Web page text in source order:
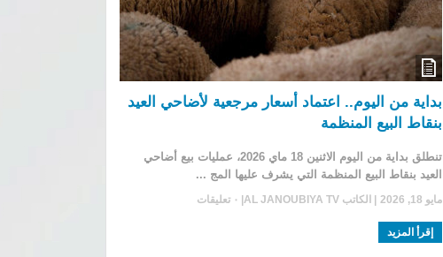
بداية من اليوم.. اعتماد أسعار مرجعية لأضاحي العيد
بنقاط البيع المنظمة
تنطلق بداية من اليوم الاثنين 18 ماي 2026، عمليات بيع أضاحي
العيد بنقاط البيع المنظمة التي يشرف عليها المج ...
مايو 18, 2026 | الكاتب AL JANOUBIYA TV
|
إقرأ المزيد